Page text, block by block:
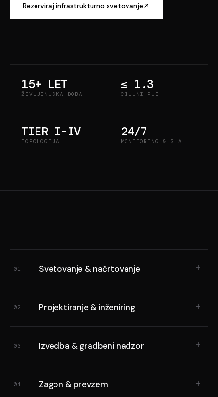
Rezerviraj infrastrukturno svetovanje
15+ LET
ŽIVLJENJSKA DOBA
≤ 1.3
CILJNI PUE
TIER I-IV
TOPOLOGIJA
24/7
MONITORING & SLA
01 Svetovanje & načrtovanje
02 Projektiranje & inženiring
03 Izvedba & gradbeni nadzor
04 Zagon & prevzem